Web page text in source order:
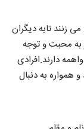
زنند تابه دیگران
به محبت و توجه
دارند.افرادی
همواره به دنبال